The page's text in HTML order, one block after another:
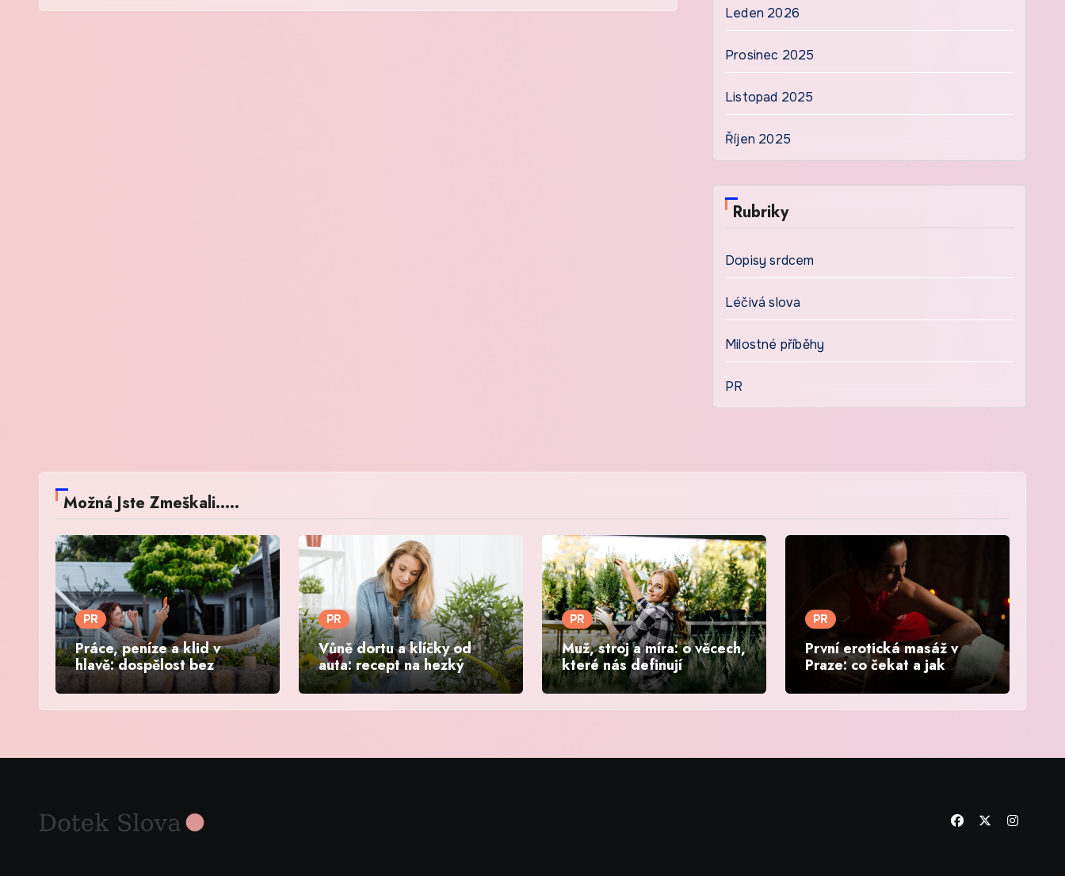
Leden 2026
Prosinec 2025
Listopad 2025
Říjen 2025
Rubriky
Dopisy srdcem
Léčivá slova
Milostné příběhy
PR
Možná Jste Zmeškali.....
PR
Práce, peníze a klid v
hlavě: dospělost bez
paniky
PR
Vůně dortu a klíčky od
auta: recept na hezký
víkend
PR
Muž, stroj a míra: o věcech,
které nás definují
PR
První erotická masáž v
Praze: co čekat a jak
vybrat salon